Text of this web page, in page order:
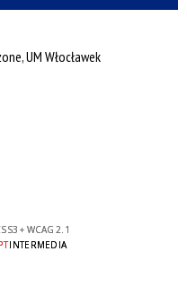
UM Włocławek
+ WCAG 2.1
INTERMEDIA